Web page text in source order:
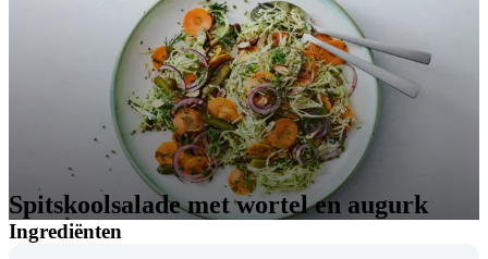
Spitskoolsalade met wortel en augurk
Ingrediënten